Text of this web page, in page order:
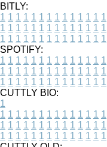
BITLY:
1 1 1 1 1 1 1 1 1 1 1 1 1 1
1 1 1 1 1 1 1 1 1 1 1 1 1 1
1 1 1 1 1 1 1 1 1 1 1 1 1 1
SPOTIFY:
1 1 1 1 1 1 1 1 1 1 1 1 1 1
1 1 1 1 1 1 1 1 1 1 1 1 1 1
1 1 1 1 1 1 1 1 1 1 1 1 1 1
CUTTLY BIO:
1
1 1 1 1 1 1 1 1 1 1 1 1 1 1
1 1 1 1 1 1 1 1 1 1 1 1 1 1
1 1 1 1 1 1 1 1 1 1 1 1 1 1